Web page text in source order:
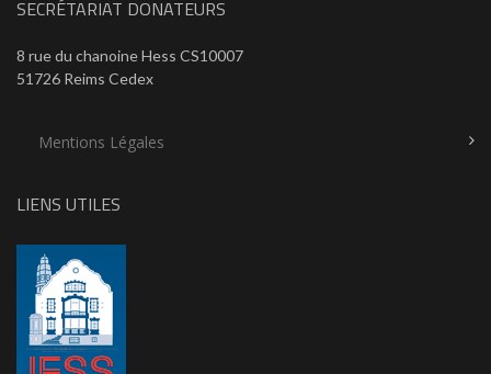
SECRÉTARIAT DONATEURS
8 rue du chanoine Hess CS10007
51726 Reims Cedex
Mentions Légales
LIENS UTILES